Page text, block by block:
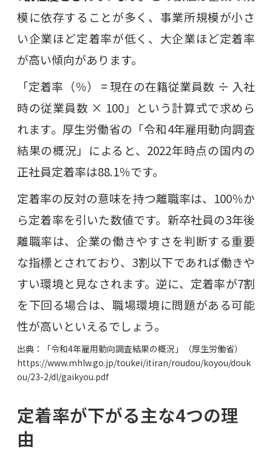
模に依存することが多く、事業所規模が小さ
い企業ほど定着率が低く、大企業ほど定着率
が高い傾向があります。
「定着率（％） = 現在の在籍従業員数 ÷ 入社
時の従業員数 × 100」という計算式で求めら
れます。厚生労働省の「令和4年雇用動向調査
結果の概況」によると、2022年時点の国内の
正社員定着率は88.1％です。
定着率の反対の意味を持つ離職率は、100％か
ら定着率を引いた数値です。新卒社員の3年後
離職率は、企業の働きやすさを判断する重要
な指標とされており、3割以下であれば働きや
すい環境と見なされます。逆に、定着率が7割
を下回る場合は、職場環境に問題がある可能
性が高いといえるでしょう。
出典：「令和4年雇用動向調査結果の概況」（厚生労働省）
https://www.mhlw.go.jp/toukei/itiran/roudou/koyou/douk
ou/23-2/dl/gaikyou.pdf
定着率が下がる主な4つの理
由